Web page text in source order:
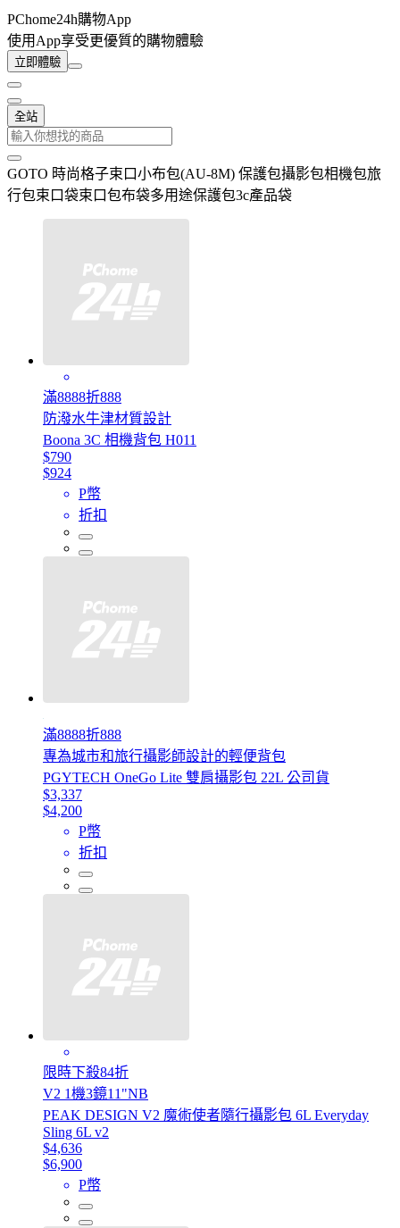
PChome24h購物App
使用App享受更優質的購物體驗
立即體驗
全站
GOTO 時尚格子束口小布包(AU-8M) 保護包攝影包相機包旅
行包束口袋束口包布袋多用途保護包3c產品袋
滿8888折888
防潑水牛津材質設計
Boona 3C 相機背包 H011
$790
$924
P幣
折扣
滿8888折888
專為城市和旅行攝影師設計的輕便背包
PGYTECH OneGo Lite 雙肩攝影包 22L 公司貨
$3,337
$4,200
P幣
折扣
限時下殺84折
V2 1機3鏡11"NB
PEAK DESIGN V2 魔術使者隨行攝影包 6L Everyday
Sling 6L v2
$4,636
$6,900
P幣